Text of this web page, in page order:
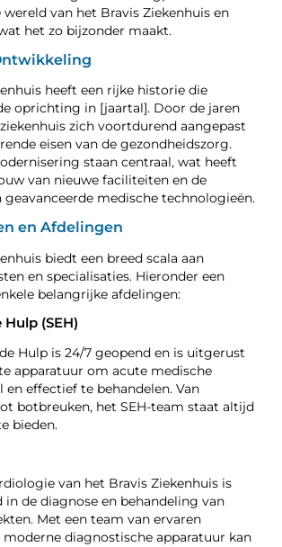
wereld van het Bravis Ziekenhuis en
het zo bijzonder maakt.
heeft een rijke historie die
oprichting in [jaartal]. Door de jaren
zich voortdurend aangepast
eisen van de gezondheidszorg.
staan centraal, wat heeft
van nieuwe faciliteiten en de
medische technologieën.
en Afdelingen
biedt een breed scala aan
en specialisaties. Hieronder een
belangrijke afdelingen:
(SEH)
Hulp is 24/7 geopend en is uitgerust
apparatuur om acute medische
en effectief te behandelen. Van
botbreuken, het SEH-team staat altijd
bieden.
van het Bravis Ziekenhuis is
in de diagnose en behandeling van
Met een team van ervaren
diagnostische apparatuur kan